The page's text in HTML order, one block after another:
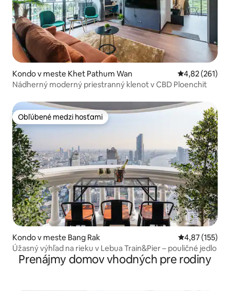
Kondo v meste Khet Pathum Wan Priemerné
4,82 (261)
Nádherný moderný priestranný klenot v CBD Ploenchit
Obľúbené medzi hosťami
Obľúbené medzi hosťami
Kondo v meste Bang Rak Priemerné
4,87 (155)
Úžasný výhľad na rieku v Lebua Train&Pier – pouličné jedlo
Prenájmy domov vhodných pre rodiny